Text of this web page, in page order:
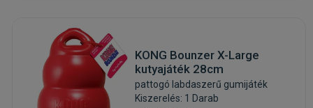
KONG Bounzer X-Large
kutyajáték 28cm
pattogó labdaszerű gumijáték
Kiszerelés: 1 Darab